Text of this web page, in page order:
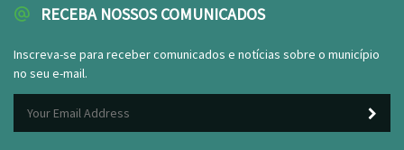
RECEBA NOSSOS COMUNICADOS
Inscreva-se para receber comunicados e notícias sobre o município
no seu e-mail.